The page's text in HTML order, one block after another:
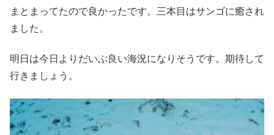
まとまってたので良かったです。三本目はサンゴに癒され
ました。
明日は今日よりだいぶ良い海況になりそうです。期待して
行きましょう。